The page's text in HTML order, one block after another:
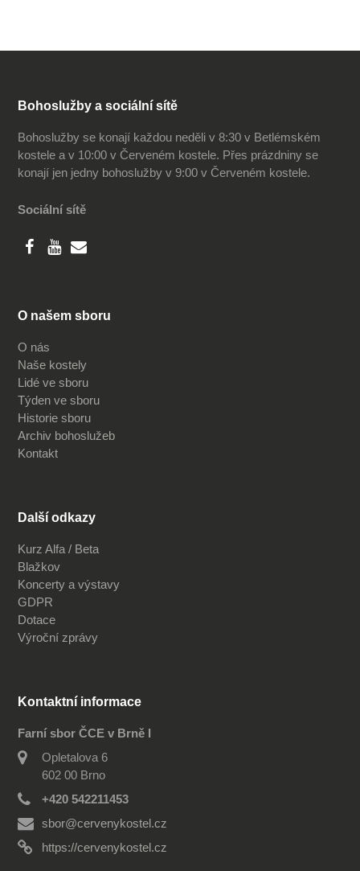
Bohoslužby a sociální sítě
Bohoslužby se konají každou neděli v 8:30 v Betlémském
kostele a v 10:00 v Červeném kostele. Přes prázdniny se
konají jen jedny bohoslužby v 9:00 v Červeném kostele.
Sociální sítě
O našem sboru
O nás
Naše kostely
Lidé ve sboru
Týden ve sboru
Historie sboru
Archiv bohoslužeb
Kontakt
Další odkazy
Kurz Alfa / Beta
Blažkov
Koncerty a výstavy
GDPR
Dotace
Výroční zprávy
Kontaktní informace
Farní sbor ČCE v Brně I
Opletalova 6
602 00 Brno
+420 542211453
sbor@cervenykostel.cz
https://cervenykostel.cz